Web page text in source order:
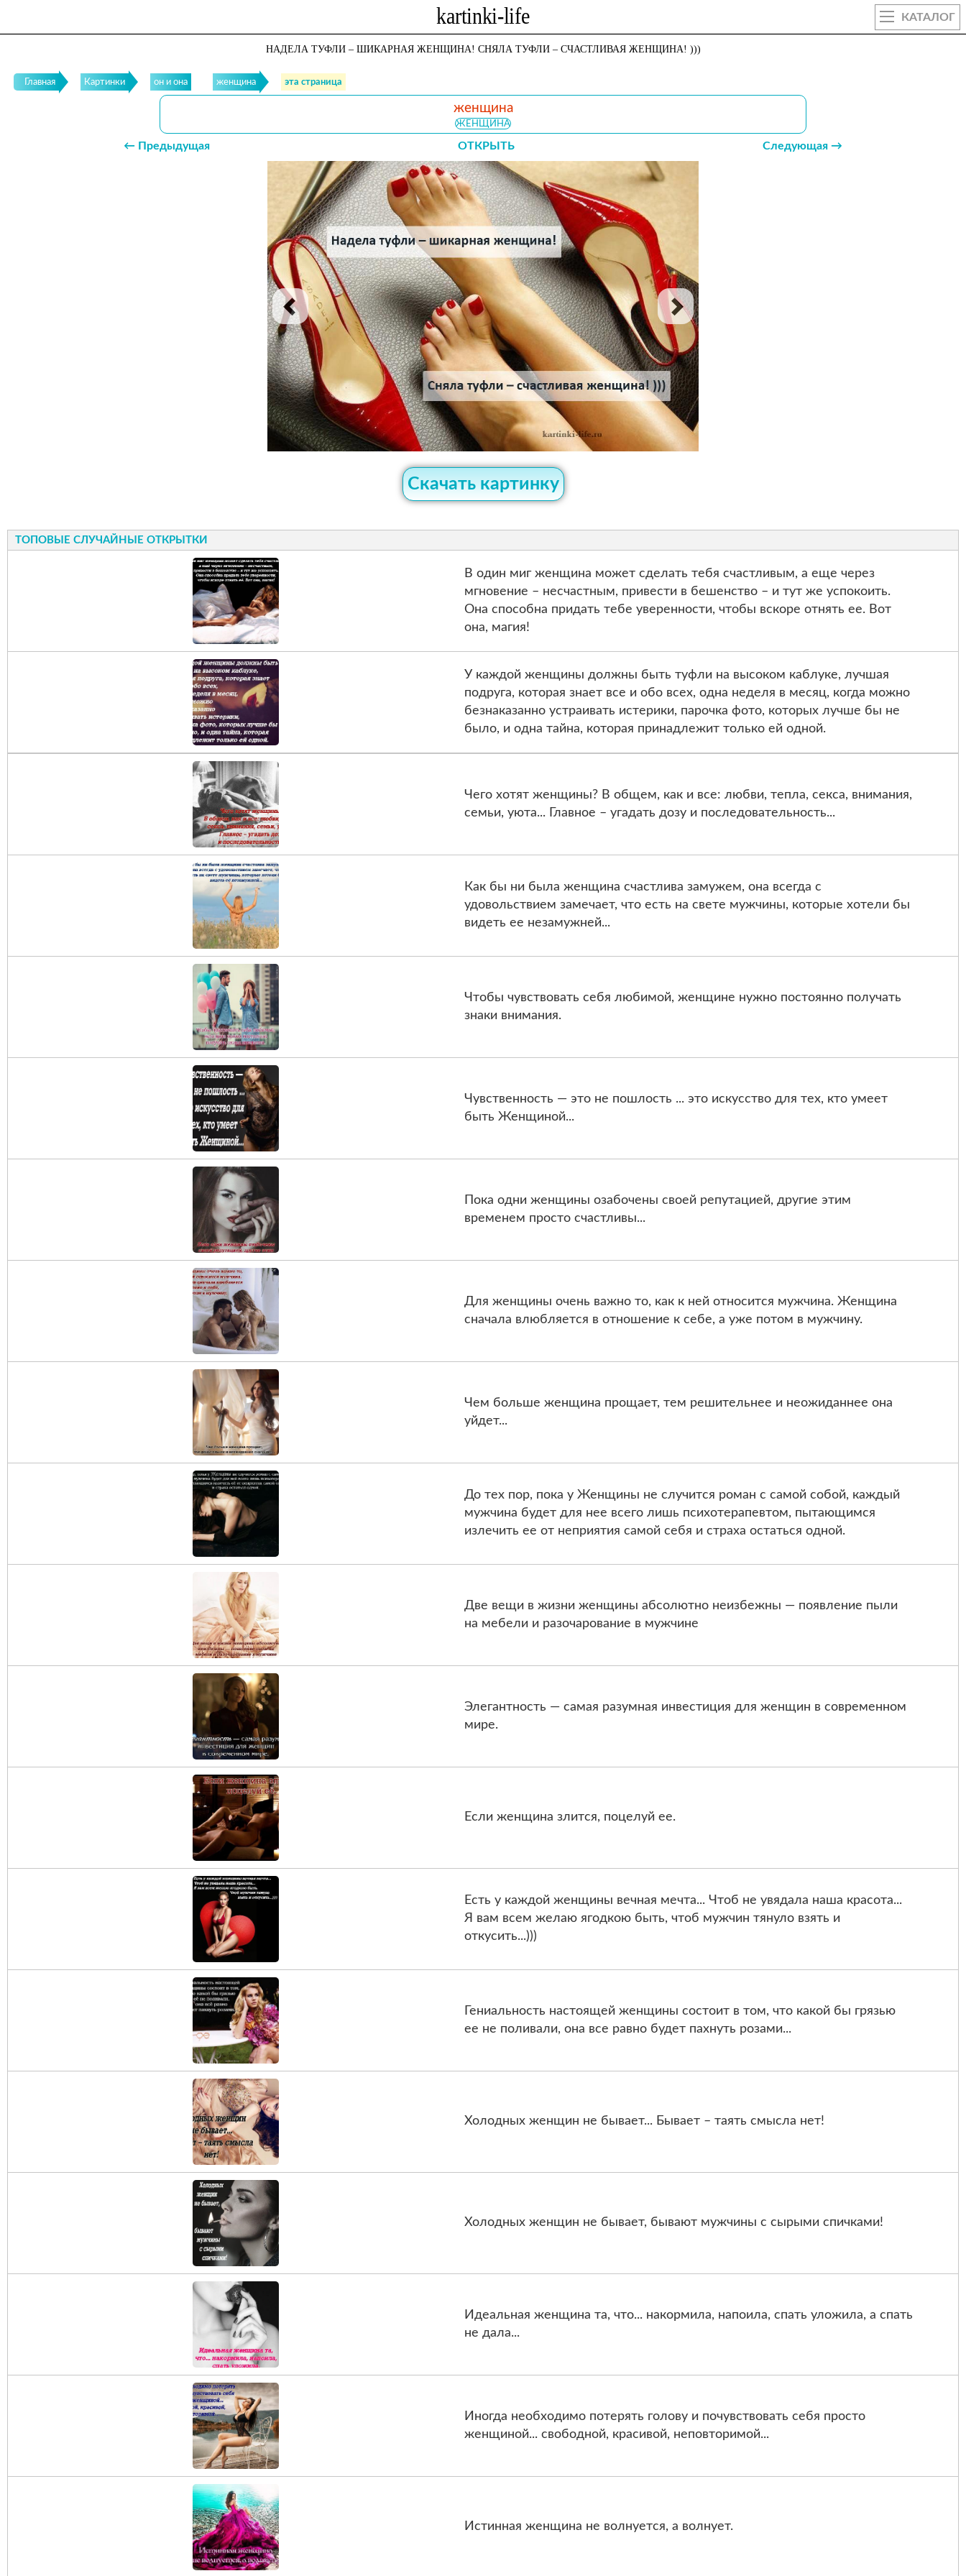
КАТАЛОГ
НАДЕЛА ТУФЛИ – ШИКАРНАЯ ЖЕНЩИНА! СНЯЛА ТУФЛИ – СЧАСТЛИВАЯ ЖЕНЩИНА! )))
Главная Картинки он и она женщина эта страница
женщина
ЖЕНЩИНА
← Предыдущая ОТКРЫТЬ Следующая →
Скачать картинку
ТОПОВЫЕ СЛУЧАЙНЫЕ ОТКРЫТКИ
В один миг женщина может сделать тебя счастливым, а еще через
мгновение – несчастным, привести в бешенство – и тут же успокоить.
Она способна придать тебе уверенности, чтобы вскоре отнять ее. Вот
она, магия!
У каждой женщины должны быть туфли на высоком каблуке, лучшая
подруга, которая знает все и обо всех, одна неделя в месяц, когда можно
безнаказанно устраивать истерики, парочка фото, которых лучше бы не
было, и одна тайна, которая принадлежит только ей одной.
Чего хотят женщины? В общем, как и все: любви, тепла, секса, внимания,
семьи, уюта... Главное – угадать дозу и последовательность...
Как бы ни была женщина счастлива замужем, она всегда с
удовольствием замечает, что есть на свете мужчины, которые хотели бы
видеть ее незамужней...
Чтобы чувствовать себя любимой, женщине нужно постоянно получать
знаки внимания.
Чувственность — это не пошлость ... это искусство для тех, кто умеет
быть Женщиной...
Пока одни женщины озабочены своей репутацией, другие этим
временем просто счастливы...
Для женщины очень важно то, как к ней относится мужчина. Женщина
сначала влюбляется в отношение к себе, а уже потом в мужчину.
Чем больше женщина прощает, тем решительнее и неожиданнее она
уйдет...
До тех пор, пока у Женщины не случится роман с самой собой, каждый
мужчина будет для нее всего лишь психотерапевтом, пытающимся
излечить ее от неприятия самой себя и страха остаться одной.
Две вещи в жизни женщины абсолютно неизбежны — появление пыли
на мебели и разочарование в мужчине
Элегантность — самая разумная инвестиция для женщин в современном
мире.
Если женщина злится, поцелуй ее.
Есть у каждой женщины вечная мечта... Чтоб не увядала наша красота...
Я вам всем желаю ягодкою быть, чтоб мужчин тянуло взять и
откусить...)))
Гениальность настоящей женщины состоит в том, что какой бы грязью
ее не поливали, она все равно будет пахнуть розами...
Холодных женщин не бывает... Бывает – таять смысла нет!
Холодных женщин не бывает, бывают мужчины с сырыми спичками!
Идеальная женщина та, что... накормила, напоила, спать уложила, а спать
не дала...
Иногда необходимо потерять голову и почувствовать себя просто
женщиной... свободной, красивой, неповторимой...
Истинная женщина не волнуется, а волнует.